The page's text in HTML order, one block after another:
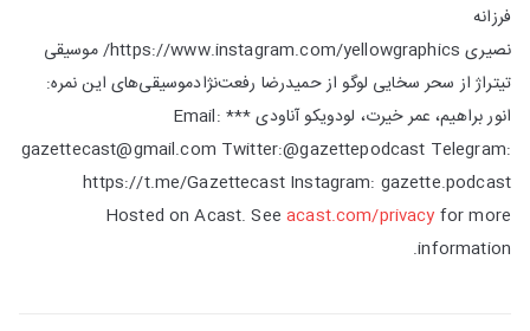
فرزانه
نصیری https://www.instagram.com/yellowgraphics/ موسیقی
تیتراژ از سحر سخایی لوگو از حمیدرضا رفعت‌نژادموسیقی‌های این نمره:
انور براهیم، عمر خیرت، لودویکو آناودی *** Email:
gazettecast@gmail.com Twitter:@gazettepodcast Telegram:
https://t.me/Gazettecast Instagram: gazette.podcast
Hosted on Acast. Seeacast.com/privacy for more
information.